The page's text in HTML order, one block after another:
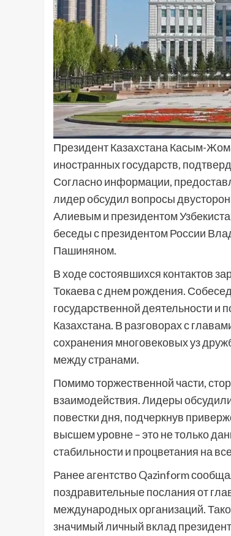
Президент Казахстана Касым-
иностранных государств,
Согласно информации,
лидер обсудил вопросы
Алиевым и президентом
беседы с президентом России
Пашиняном.
В ходе состоявшихся контактов
Токаева с днем рождения.
государственной деятельности и
Казахстана. В разговорах с
сохранения многовековых уз
между странами.
Помимо торжественной части,
взаимодействия. Лидеры
повестки дня, подчеркнув
высшем уровне – это не только
стабильности и процветания на
Ранее агентство Qazinform
поздравительные послания от
международных организаций.
значимый личный вклад